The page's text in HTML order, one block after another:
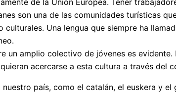
de la Unión Europea. Tener
son una de las comunidades turísticas
Una lengua que siempre ha
un amplio colectivo de jóvenes es
acercarse a esta cultura a través del
país, como el catalán, el euskera y